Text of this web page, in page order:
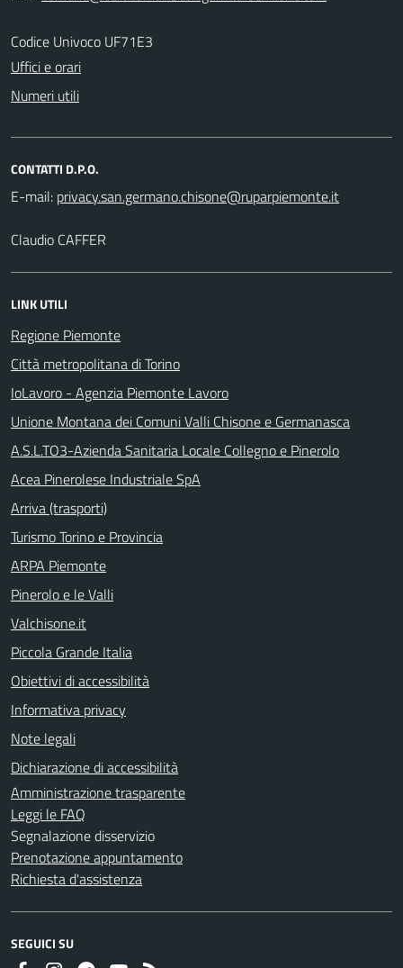
Codice Univoco UF71E3
Uffici e orari
Numeri utili
CONTATTI D.P.O.
E-mail:
Claudio CAFFER
LINK UTILI
Regione Piemonte
Città metropolitana di Torino
IoLavoro - Agenzia Piemonte Lavoro
Unione Montana dei Comuni Valli Chisone e Germanasca
A.S.L.TO3-Azienda Sanitaria Locale Collegno e Pinerolo
Acea Pinerolese Industriale SpA
Arriva (trasporti)
Turismo Torino e Provincia
ARPA Piemonte
Pinerolo e le Valli
Valchisone.it
Piccola Grande Italia
Obiettivi di accessibilità
Informativa privacy
Note legali
Dichiarazione di accessibilità
Amministrazione trasparente
Leggi le FAQ
Segnalazione disservizio
Prenotazione appuntamento
Richiesta d'assistenza
SEGUICI SU